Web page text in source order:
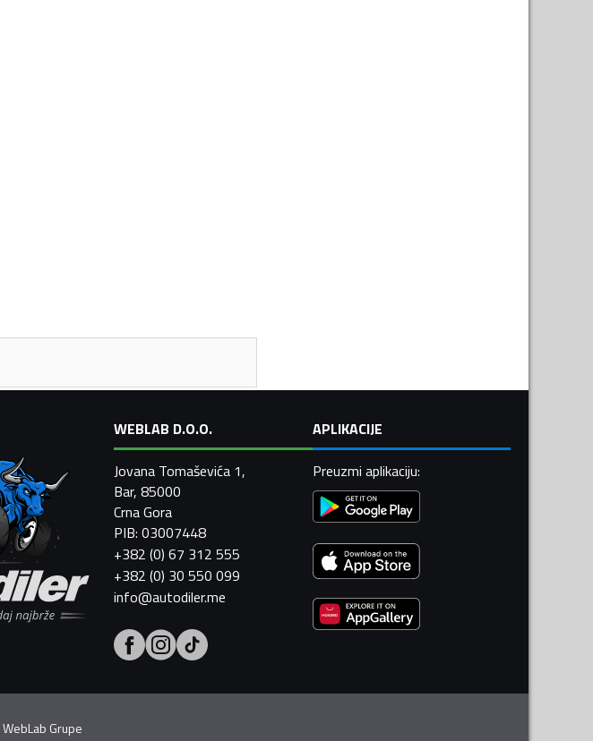
WEBLAB D.O.O.
Jovana Tomaševića 1,
Bar, 85000
Crna Gora
PIB: 03007448
+382 (0) 67 312 555
+382 (0) 30 550 099
info@autodiler.me
APLIKACIJE
Preuzmi aplikaciju:
WebLab Grupe